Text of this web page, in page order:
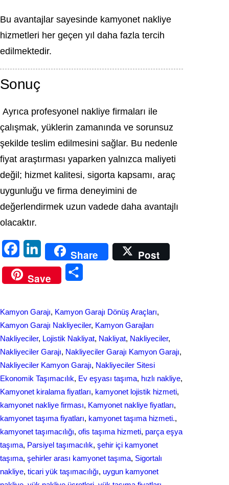
Bu avantajlar sayesinde kamyonet nakliye
hizmetleri her geçen yıl daha fazla tercih
edilmektedir.
Sonuç
Ayrıca profesyonel nakliye firmaları ile
çalışmak, yüklerin zamanında ve sorunsuz
şekilde teslim edilmesini sağlar. Bu nedenle
fiyat araştırması yaparken yalnızca maliyeti
değil; hizmet kalitesi, sigorta kapsamı, araç
uygunluğu ve firma deneyimini de
değerlendirmek uzun vadede daha avantajlı
olacaktır.
a
c
o
o
k
i
n
d
I
n
Share
Post
Save
r
e
Kamyon Garajı, Kamyon Garajı Dönüş Araçları
Kamyon Garajı Nakliyeciler, Kamyon Garajları
Nakliyeciler, Lojistik Nakliyat, Nakliyat, Nakliyeciler
Nakliyeciler Garajı, Nakliyeciler Garajı Kamyon Garajı
Nakliyeciler Kamyon Garajı, Nakliyeciler Sitesi
Ekonomik Taşımacılık, Ev eşyası taşıma, hızlı nakliye
Kamyonet kiralama fiyatları, kamyonet lojistik hizmeti
kamyonet nakliye firması, Kamyonet nakliye fiyatları
kamyonet taşıma fiyatları, kamyonet taşıma hizmeti.
kamyonet taşımacılığı, ofis taşıma hizmeti, parça eşya
taşıma, Parsiyel taşımacılık, şehir içi kamyonet
taşıma, şehirler arası kamyonet taşıma, Sigortalı
nakliye, ticari yük taşımacılığı, uygun kamyonet